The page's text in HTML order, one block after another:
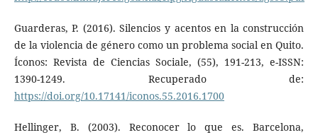
Guarderas, P. (2016). Silencios y acentos en la construcción
de la violencia de género como un problema social en Quito.
Íconos: Revista de Ciencias Sociale, (55), 191-213, e-ISSN:
1390-1249. Recuperado de:
https://doi.org/10.17141/iconos.55.2016.1700
Hellinger, B. (2003). Reconocer lo que es. Barcelona,